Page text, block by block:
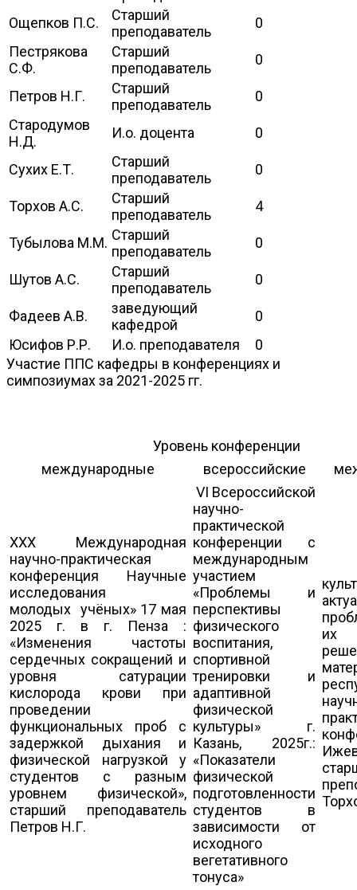
Ощепков П.С.
Старший
преподаватель
0
Пестрякова
С.Ф.
Старший
преподаватель
0
Петров Н.Г.
Старший
преподаватель
0
Стародумов
Н.Д.
И.о. доцента 0
Сухих Е.Т.
Старший
преподаватель
0
Торхов А.С.
Старший
преподаватель
4
Тубылова М.М. Старший
преподаватель
0
Шутов А.С.
Старший
преподаватель
0
Фадеев А.В.
заведующий
кафедрой
0
Юсифов Р.Р.
И.о. преподавателя
0
Участие ППС кафедры в конференциях и
симпозиумах за 2021-2025 гг.
Уровень конференции
международные
всероссийские
XXX Международная
научно-практическая
конференция Научные
исследования
молодых учёных» 17 мая
2025 г. в г. Пенза :
«Изменения частоты
сердечных сокращений и
уровня сатурации
кислорода крови при
проведении
функциональных проб с
задержкой дыхания и
физической нагрузкой у
студентов с разным
уровнем физической»,
старший преподаватель
Петров Н.Г.
VI Всероссийской
научно-
практической
конференции с
международным
участием
«Проблемы и
перспективы
физического
воспитания,
спортивной
тренировки и
адаптивной
физической
культуры» г.
Казань, 2025г.:
«Показатели
физической
подготовленности
студентов в
зависимости от
исходного
вегетативного
тонуса»
их